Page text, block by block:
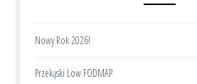
Nowy Rok 2026!
Przekąski Low FODMAP